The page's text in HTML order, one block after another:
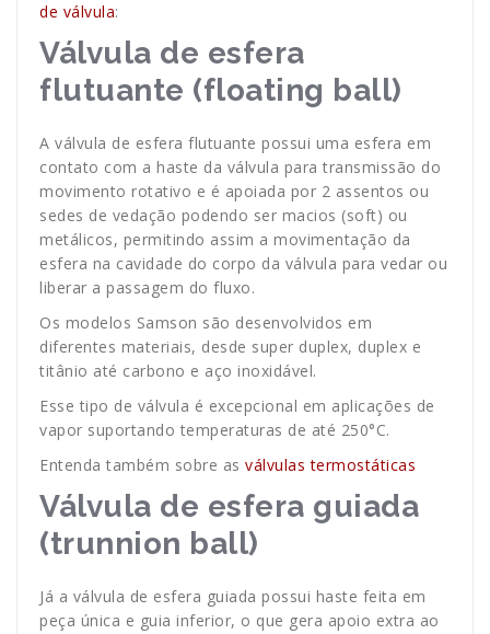
de válvula:
Válvula de esfera
flutuante (floating ball)
A válvula de esfera flutuante possui uma esfera em
contato com a haste da válvula para transmissão do
movimento rotativo e é apoiada por 2 assentos ou
sedes de vedação podendo ser macios (soft) ou
metálicos, permitindo assim a movimentação da
esfera na cavidade do corpo da válvula para vedar ou
liberar a passagem do fluxo.
Os modelos Samson são desenvolvidos em
diferentes materiais, desde super duplex, duplex e
titânio até carbono e aço inoxidável.
Esse tipo de válvula é excepcional em aplicações de
vapor suportando temperaturas de até 250°C.
Entenda também sobre as válvulas termostáticas
Válvula de esfera guiada
(trunnion ball)
Já a válvula de esfera guiada possui haste feita em
peça única e guia inferior, o que gera apoio extra ao